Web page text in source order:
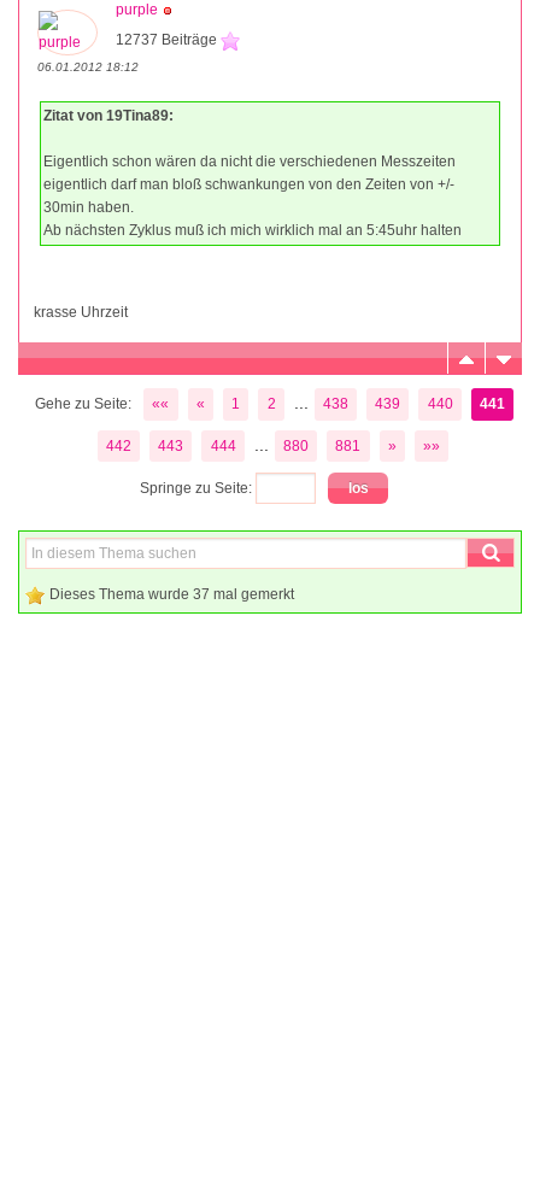
purple
12737 Beiträge
06.01.2012 18:12
Zitat von 19Tina89:
Eigentlich schon wären da nicht die verschiedenen Messzeiten
eigentlich darf man bloß schwankungen von den Zeiten von +/-
30min haben.
Ab nächsten Zyklus muß ich mich wirklich mal an 5:45uhr halten
krasse Uhrzeit
Gehe zu Seite: «« « 1 2 438 439 440 441
442 443 444 880 881 » »»
Springe zu Seite:
Dieses Thema wurde 37 mal gemerkt